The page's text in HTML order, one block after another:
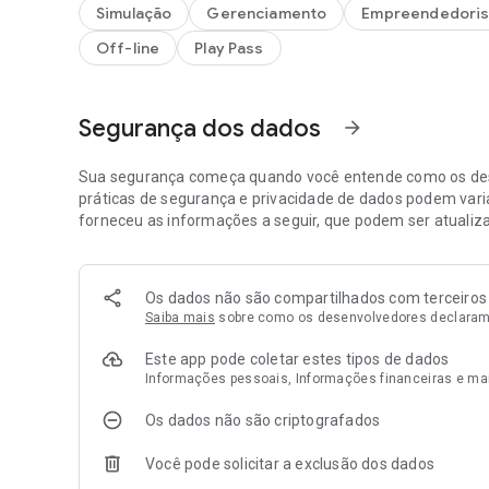
Assuma o papel de gerente no jogo de simulação mais
Simulador! Abra as portas da sua loja e construa-a do
Supermercado. Torne-se o grande gerente e torne sua
Neste jogo de simulação 3D você pode personalizar
escolha temas, cores e decorações que melhor reflitam o
clientes mais exigentes.
Gerenciar Equipe: Recrute, treine e motive funcionários
operacional.
serviço de alta qualidade para construir uma base
Supermercado Gerente Simulador não é apenas um
gerenciamento e estratégia. Experimente hoje e mostre
Simulação Gerenciamento
Off-line
Play Pass
Segurança dos dados arrow_forward
Sua segurança começa quando você entende como os
práticas de segurança e privacidade de dados podem
forneceu as informações a seguir, que podem ser
Os dados não são compartilhados com terceiros
Saiba mais sobre como os desenvolvedores
Este app pode coletar estes tipos de dados
Informações pessoais, Informações financeiras e
Os dados não são criptografados
Você pode solicitar a exclusão dos dados